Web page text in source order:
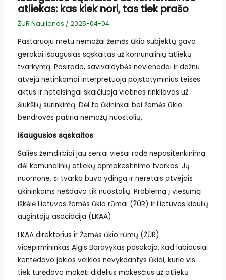
atliekas: kas kiek nori, tas tiek prašo
ŽUR Naujienos / 2025-04-04
Pastaruoju metu nemažai žemės ūkio subjektų gavo
gerokai išaugusias sąskaitas už komunalinių atliekų
tvarkymą. Pasirodo, savivaldybės nevienodai ir dažnu
atveju netinkamai interpretuoja poįstatyminius teisės
aktus ir neteisingai skaičiuoja vietines rinkliavas už
šiukšlių surinkimą. Dėl to ūkininkai bei žemės ūkio
bendrovės patiria nemažų nuostolių.
Išaugusios sąskaitos
Šalies žemdirbiai jau seniai viešai rodė nepasitenkinimą
dėl komunalinių atliekų apmokestinimo tvarkos. Jų
nuomone, ši tvarka buvo ydinga ir neretais atvejais
ūkininkams nešdavo tik nuostolių. Problemą į viešumą
iškėlė Lietuvos žemės ūkio rūmai (ŽŪR) ir Lietuvos kiaulių
augintojų asociacija (LKAA).
LKAA direktorius ir Žemės ūkio rūmų (ŽŪR)
vicepirmininkas Algis Baravykas pasakojo, kad labiausiai
kentėdavo jokios veiklos nevykdantys ūkiai, kurie vis
tiek turėdavo mokėti didelius mokesčius už atliekų